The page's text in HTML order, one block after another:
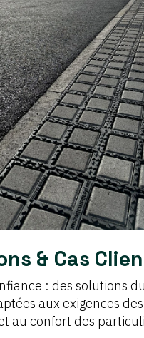
& Cas
: des solutions
aux exigences des
au confort des